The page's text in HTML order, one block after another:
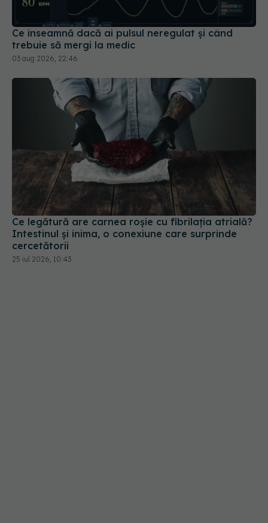
03 aug 2026, 22:46
Ce legătură are carnea roșie cu fibrilația atrială?
Intestinul și inima, o conexiune care surprinde
cercetătorii
25 iul 2026, 10:43